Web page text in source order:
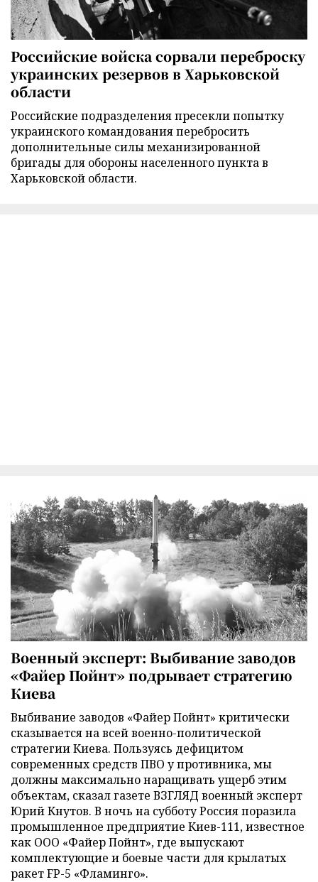
Российские войска сорвали переброску
украинских резервов в Харьковской
области
Российские подразделения пресекли попытку
украинского командования перебросить
дополнительные силы механизированной
бригады для обороны населенного пункта в
Харьковской области.
Военный эксперт: Выбивание заводов
«Файер Пойнт» подрывает стратегию
Киева
Выбивание заводов «Файер Пойнт» критически
сказывается на всей военно-политической
стратегии Киева. Пользуясь дефицитом
современных средств ПВО у противника, мы
должны максимально наращивать ущерб этим
объектам, сказал газете ВЗГЛЯД военный эксперт
Юрий Кнутов. В ночь на субботу Россия поразила
промышленное предприятие Киев-111, известное
как ООО «Файер Пойнт», где выпускают
комплектующие и боевые части для крылатых
ракет FP-5 «Фламинго».